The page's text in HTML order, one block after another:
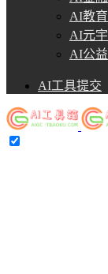
AI教
AI元
AI公
AI工具提交